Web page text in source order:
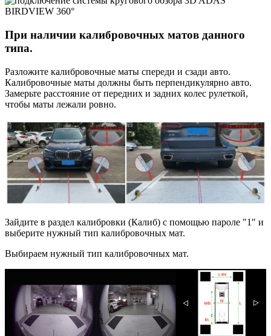
При наличии калибровочных матов данного
типа.
Разложите калибровочные маты спереди и сзади авто.
Калибровочные маты должны быть перпендикулярно авто.
Замерьте расстояние от передних и задних колес рулеткой,
чтобы маты лежали ровно.
Зайдите в раздел калибровки (Калиб) с помощью пароле "1" и
выберите нужный тип калибровочных мат.
Выбираем нужный тип калибровочных мат.